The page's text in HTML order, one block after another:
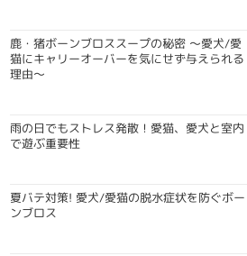
鹿・猪ボーンブロススープの秘密 〜愛犬/愛
猫にキャリーオーバーを気にせず与えられる
理由〜
雨の日でもストレス発散！愛猫、愛犬と室内
で遊ぶ重要性
夏バテ対策! 愛犬/愛猫の脱水症状を防ぐボー
ンブロス